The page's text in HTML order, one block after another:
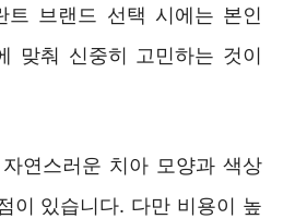
트 브랜드 선택 시에는 본인
맞춰 신중히 고민하는 것이
연스러운 치아 모양과 색상
이 있습니다. 다만 비용이 높